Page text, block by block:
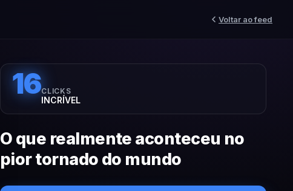
Voltar ao feed
16CLICKS
INCRÍVEL
O que realmente aconteceu no
pior tornado do mundo